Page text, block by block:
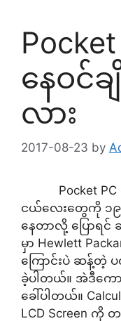
နေဝင်ခ
လား
2017-08-23 by
Pocket PC
ငယ်လေးတွေကို ၁
နေတာလို့ ပြောရင်
မှာ Hewlett
ကြောင်းပဲ ဆန့်တဲ့
ခဲ့ပါတယ်။ အဲဒီကေ
ခေါ်ပါတယ်။
LCD Screen ကို